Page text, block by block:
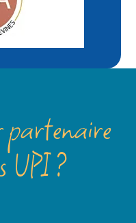
partenaire
UPI ?